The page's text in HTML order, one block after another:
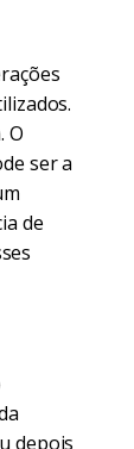
O
ser a
de
depois